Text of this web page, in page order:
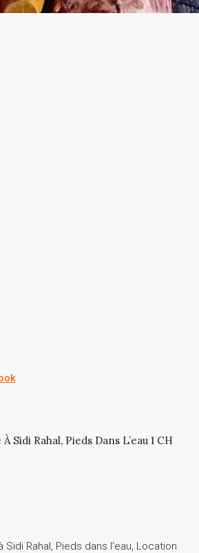
Sidi Rahal, Pieds Dans L’eau 1 CH
Rahal, Pieds dans l’eau, Location